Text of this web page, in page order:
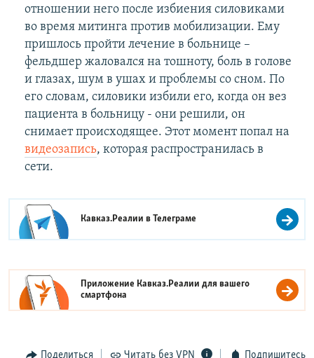
отношении него после избиения силовиками
во время митинга против мобилизации. Ему
пришлось пройти лечение в больнице –
фельдшер жаловался на тошноту, боль в голове
и глазах, шум в ушах и проблемы со сном. По
его словам, силовики избили его, когда он вез
пациента в больницу - они решили, он
снимает происходящее. Этот момент попал на
видеозапись, которая распространилась в
сети.
Кавказ.Реалии вТелеграме
Приложение Кавказ.Реалии для вашего
смартфона
Поделиться Читать без VPN Подпишитесь